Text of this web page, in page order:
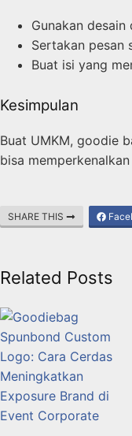
Gunakan
Sertakan pesan
Buat isi yang
Kesimpulan
Buat UMKM, goodie
bisa
SHARE THIS
Related Posts